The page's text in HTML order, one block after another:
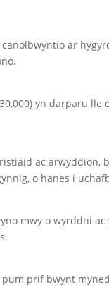
ar
yn darparu lle
ac arwyddion,
o hanes i
mwy o wyrddni
prif bwynt